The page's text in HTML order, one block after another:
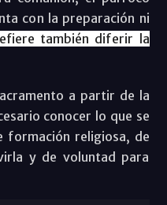
con la preparación ni
también diferir la
a partir de la
conocer lo que se
formación religiosa, de
y de voluntad para